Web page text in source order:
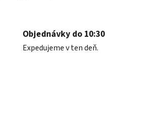
Objednávky do 10:30
Expedujeme v ten deň.